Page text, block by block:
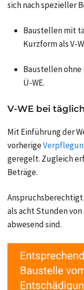
sich nach spezieller
Baustellen mit
Kurzform als
Baustellen
Ü‑WE.
V‑WE bei
Mit Einführung der
vorherige
geregelt. Zugleich
Beträge.
als acht Stunden
abwesend sind.